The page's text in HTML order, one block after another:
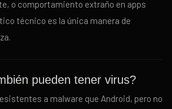
o comportamiento extraño en apps
técnico es la única manera de
pueden tener virus?
a malware que Android, pero no